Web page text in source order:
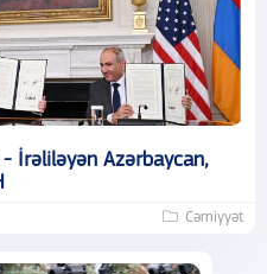
İrəliləyən Azərbaycan,
Cəmiyyət